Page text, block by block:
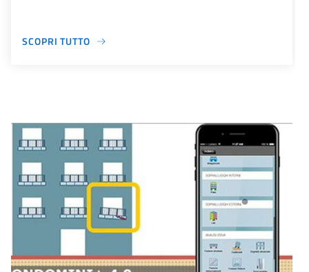
SCOPRI TUTTO